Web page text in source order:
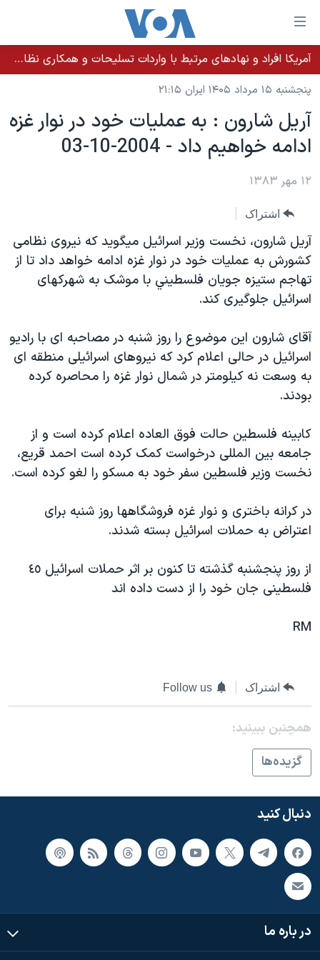
لینکهای
قابل
دسترسی
جهش
محتوای
اصلی
به
اصلی
جهش
به
جستجو
خانه
نسخه سبک وب‌سایت
موضوع ها
ایران
آمریکا
گزیده‌ها
ویژه برنامه‌ها
ویدیوها
فرهنگ و زندگی
حقوق شهروندی
اقتصادی
اسرائیل در جنگ
گالری عکس
برنامه های تلویزیونی
جدول برنامه ها
صفحه‌های ویژه
عملیات خشم حماسی
۲۵۰سالگی آمریکا
بایگانی برنامه‌های تلویزیونی
مستندها
انتخابات ریاست جمهوری آمریکا ۲۰۲۴
حمله جمهوری اسلامی به اسرائیل
ورزش زنان در ایران
اعتراضات زن، زندگی، آزادی
تریبونال مردمی آبان ۹۸
دادگاه حمید نوری
چهل سال گروگان‌گیری
قانون شفافیت دارائی کادر رهبری ایران
همایش محافظه‌کاران آمریکا «سی‌پک»
پخش رادیویی
یادگیری زبان انگلیسی
دنبال کنید
زبانهای مختلف
آمریکا افراد و نهادهای مرتبط با واردات تسلیحات و همکاری نظامی کوبا را تحریم کرد
پنجشنبه ۱۵ مرداد ۱۴۰۵ ایران ۲۱:۱۵
آريل شارون : به عمليات خود در نوار غزه
ادامه خواهيم داد - 2004-10-03
۱۲ مهر ۱۳۸۳
اشتراک
آريل شارون، نخست وزير اسرائيل ميگويد که نيروی نظامی
کشورش به عمليات خود در نوار غزه ادامه خواهد داد تا از
تهاجم ستيزه جويان فلسطيني با موشک به شهرکهای
اسرائيل جلوگيری کند.
آقای شارون اين موضوع را روز شنبه در مصاحبه ای با راديو
اسرائيل در حالی اعلام کرد که نيروهای اسرائيلی منطقه ای
به وسعت نه کيلومتر در شمال نوار غزه را محاصره کرده
بودند.
کابينه فلسطين حالت فوق العاده اعلام کرده است و از
جامعه بين المللی درخواست کمک کرده است احمد قريع،
نخست وزير فلسطين سفر خود به مسکو را لغو کرده است.
در کرانه باختری و نوار غزه فروشگاهها روز شنبه برای
اعتراض به حملات اسرائيل بسته شدند.
از روز پنجشنبه گذشته تا کنون بر اثر حملات اسرائيل ٤٥
فلسطينی جان خود را از دست داده اند
RM
اشتراک Follow us
همچنبن ببینید:
گزيده‌ها
دنبال کنید
در باره ما